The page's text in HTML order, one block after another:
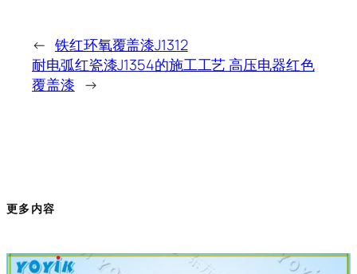
← 铁红环氧覆盖漆J1312
耐电弧红瓷漆J1354的施工工艺 高压电器红色
覆盖漆 →
更多内容